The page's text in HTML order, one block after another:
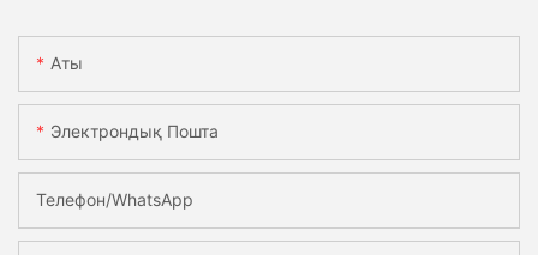
Аты
Электрондық Пошта
Телефон/whatsApp